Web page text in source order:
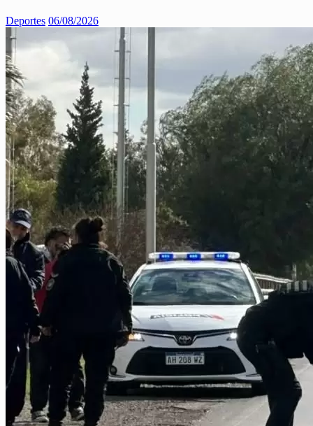
Deportes 06/08/2026